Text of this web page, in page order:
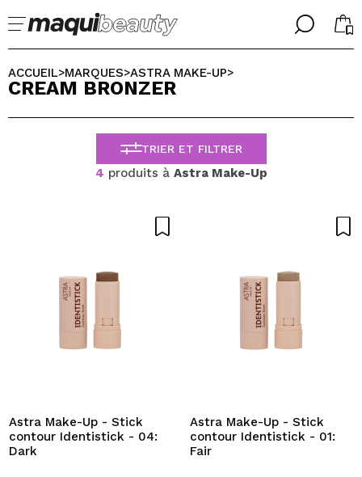
╳
J'suis déjà #maquilover, j'ai un compte
je n'ai pas de compte ici
effectuer vos achats rapidement, vérifier l'état de vos
commandes et consulter vos opérations précédentes.
╳
CHOISISSEZ VOTRE LANGUE
FRANCES
ESPAÑOL
ENGLISH
ALEMAN
ACCUEIL>MARQUES>ASTRA MAKE-UP>
CREAM BRONZER
TRIER ET FILTRER
4 produits à Astra Make-Up
Astra Make-Up - Stick
contour Identistick - 04:
Dark
Astra Make-Up - Stick
contour Identistick - 01:
Fair